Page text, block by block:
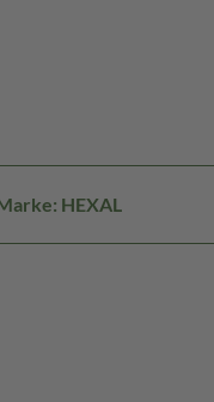
HEXAL